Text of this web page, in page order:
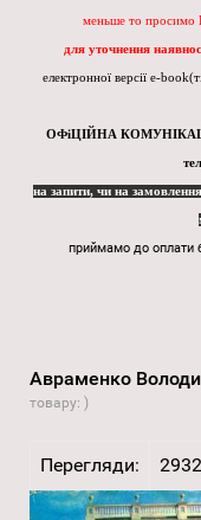
меньше то просимо
для уточнення
електронної версії e-
ОФіЦІЙНА
на запити, чи на
приймамо до оплати
Авраменко
товару: )
Перегляди: 2932